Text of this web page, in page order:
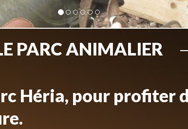
PARC ANIMALIER
Héria, pour profiter